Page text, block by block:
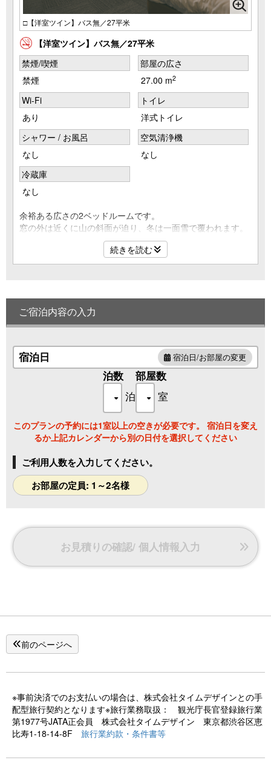
□【洋室ツイン】バス無／27平米
【洋室ツイン】バス無／27平米
禁煙/喫煙
禁煙
部屋の広さ
27.00 m2
Wi-Fi
あり
トイレ
洋式トイレ
シャワー / お風呂
なし
空気清浄機
なし
冷蔵庫
なし
余裕ある広さの2ベッドルームです。
窓の外は近くに山の斜面が迫り、冬は一面雪で覆われます。
洋室ツイン27平米
Wi-Fi完備
■設備・アメニティ
トル、お茶、浴衣、バスタオル、フェイスタオル、歯ブラシ
セット
続きを読む
ご宿泊内容の入力
宿泊日 宿泊日/お部屋の変更
泊数
泊
部屋数
室
このプランの予約には1室以上の空きが必要です。 宿泊日を変え
るか上記カレンダーから別の日付を選択してください
ご利用人数を入力してください。
お部屋の定員: 1～2名様
お見積りの確認/ 個人情報入力
前のページへ
※事前決済でのお支払いの場合は、株式会社タイムデザインとの手
配型旅行契約となります※旅行業務取扱： 観光庁長官登録旅行業
第1977号JATA正会員 株式会社タイムデザイン 東京都渋谷区恵
比寿1-18-14-8F 旅行業約款・条件書等